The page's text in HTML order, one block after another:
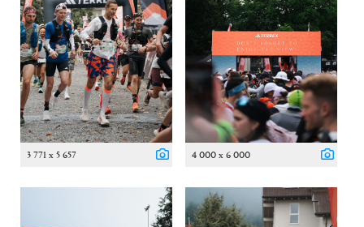
3 771 x 5 657 4 000 x 6 000